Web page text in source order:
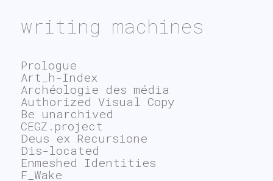
writing machines
Prologue
Art_h-Index
Archéologie des média
Authorized Visual Copy
Be unarchived
CEGZ.project
Deus ex Recursione
Dis-located
Enmeshed Identities
F_Wake